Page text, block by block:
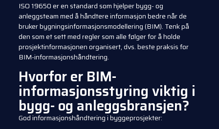
ISO 19650 er en standard som hjelper bygg- og
anleggsteam med å håndtere informasjon bedre når de
bruker bygningsinformasjonsmodellering (BIM). Tenk på
den som et sett med regler som alle følger for å holde
prosjektinformasjonen organisert, dvs. beste praksis for
BIM-informasjonshåndtering.
Hvorfor er BIM-
informasjonsstyring viktig i
bygg- og anleggsbransjen?
God informasjonshåndtering i byggeprosjekter: